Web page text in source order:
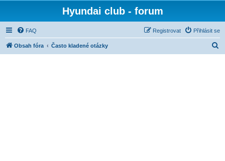
Hyundai club - forum
FAQ Přihlásit se
Registrovat
Obsah fóra Často kladené otázky